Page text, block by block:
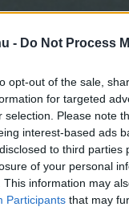
- Do Not Process
opt-out of the sale,
for targeted
selection. Please note
interest-based ads
to third
of your personal
This information may
Participants that may
21.
olyan